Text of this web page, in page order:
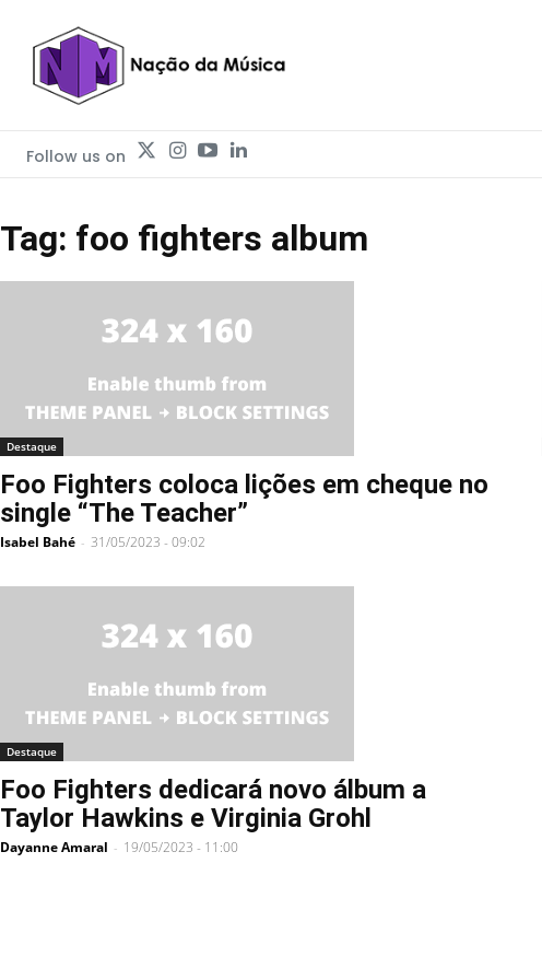
Follow us on
Tag: foo fighters album
Destaque
Foo Fighters coloca lições em cheque no
single “The Teacher”
Isabel Bahé - 31/05/2023 - 09:02
Destaque
Foo Fighters dedicará novo álbum a
Taylor Hawkins e Virginia Grohl
Dayanne Amaral - 19/05/2023 - 11:00